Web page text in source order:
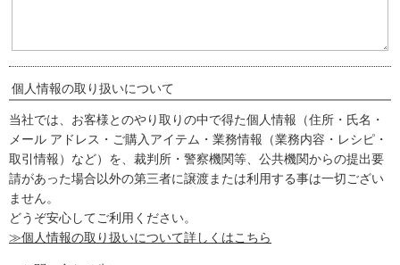
個人情報の取り扱いについて
当社では、お客様とのやり取りの中で得た個人情報（住所・氏名・
メール アドレス・ご購入アイテム・業務情報（業務内容・レシピ・
取引情報）など）を、裁判所・警察機関等、公共機関からの提出要
請があった場合以外の第三者に譲渡または利用する事は一切ござい
ません。
どうぞ安心してご利用ください。
≫個人情報の取り扱いについて詳しくはこちら